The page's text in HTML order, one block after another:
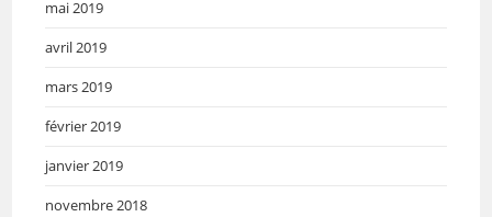
mai 2019
avril 2019
mars 2019
février 2019
janvier 2019
novembre 2018